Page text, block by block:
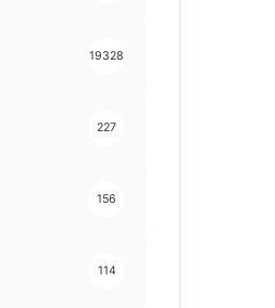
19328
227
156
114